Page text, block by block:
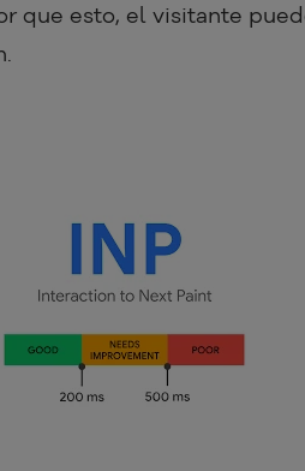
que esto, el visitante